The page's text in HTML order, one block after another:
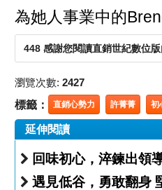
為她人事業中的
448 感謝您閱讀直銷世紀數位
瀏覽次數: 2427
標籤： 直銷心勢力 許菁菁 初
延伸閱讀
回味初心，淬鍊出領